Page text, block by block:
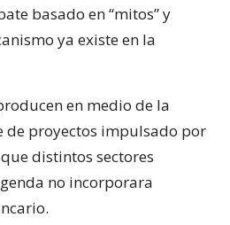
basado en “mitos” y
ya existe en la
en medio de la
de proyectos impulsado por
distintos sectores
no incorporara